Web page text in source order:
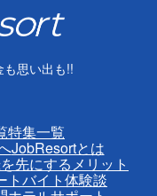
も思い出も!!
特集一覧
JobResortとは
先にするメリット
トバイト体験談